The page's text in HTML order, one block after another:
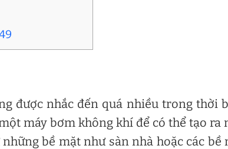
được nhắc đến quá nhiều trong thời
máy bơm không khí để có thể tạo ra
bề mặt như sàn nhà hoặc các bề